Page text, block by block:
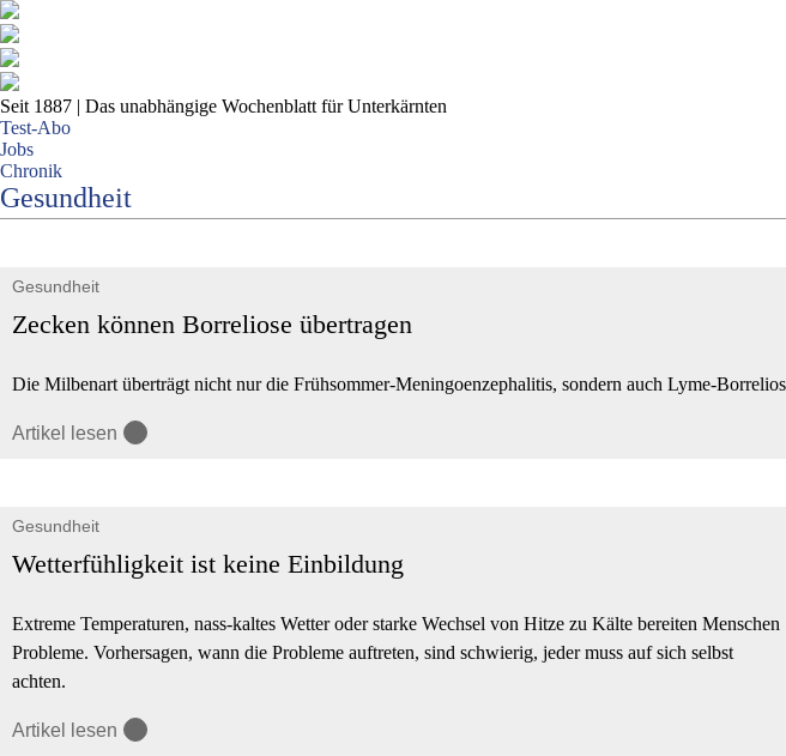
Seit 1887 | Das unabhängige Wochenblatt für Unterkärnten
Test-Abo
Jobs
Chronik
Gesundheit
Gesundheit
Zecken können Borreliose übertragen
Die Milbenart überträgt nicht nur die Frühsommer-Meningoenzephalitis, sondern auch Lyme-
Artikel lesen
Gesundheit
Wetterfühligkeit ist keine Einbildung
Extreme Temperaturen, nass-kaltes Wetter oder starke Wechsel von Hitze zu Kälte bereiten Menschen
Probleme. Vorhersagen, wann die Probleme auftreten, sind schwierig, jeder muss auf sich selbst
achten.
Artikel lesen